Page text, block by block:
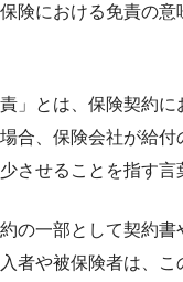
険における免責の意
」とは、保険契約に
合、保険会社が給付
させることを指す言
の一部として契約書
者や被保険者は、こ